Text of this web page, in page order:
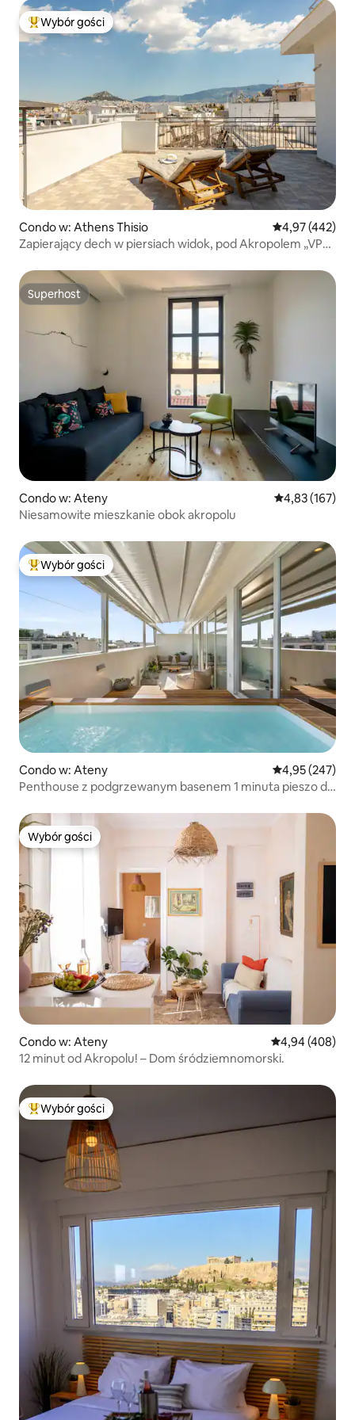
Najpopularniejsze z kategorii Wybór gości
Wybór gości
Condo w: Athens Thisio Średnia
4,97 (442)
Zapierający dech w piersiach widok, pod Akropolem „VP
Superhost
Superhost
Condo w: Ateny Średnia
4,83 (167)
Niesamowite mieszkanie obok akropolu
Najpopularniejsze z kategorii Wybór gości
Wybór gości
Condo w: Ateny Średnia
4,95 (247)
Penthouse z podgrzewanym basenem 1 minuta pieszo do
Wybór gości
Wybór gości
Condo w: Ateny Średnia
4,94 (408)
12 minut od Akropolu! – Dom śródziemnomorski.
Najpopularniejsze z kategorii Wybór gości
Wybór gości